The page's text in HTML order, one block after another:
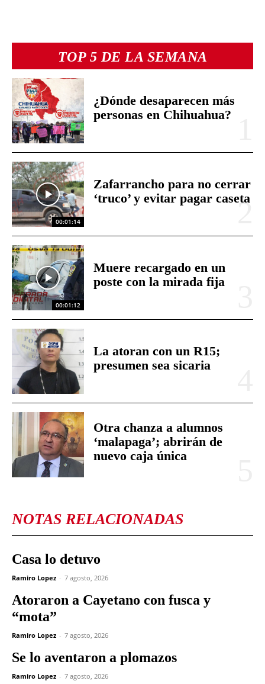
TOP 5 DE LA SEMANA
¿Dónde desaparecen más
personas en Chihuahua?
00:01:14
Zafarrancho para no cerrar
‘truco’ y evitar pagar caseta
00:01:12
Muere recargado en un
poste con la mirada fija
La atoran con un R15;
presumen sea sicaria
Otra chanza a alumnos
‘malapaga’; abrirán de
nuevo caja única
NOTAS RELACIONADAS
Casa lo detuvo
Ramiro Lopez - 7 agosto, 2026
Atoraron a Cayetano con fusca y
“mota”
Ramiro Lopez - 7 agosto, 2026
Se lo aventaron a plomazos
Ramiro Lopez - 7 agosto, 2026